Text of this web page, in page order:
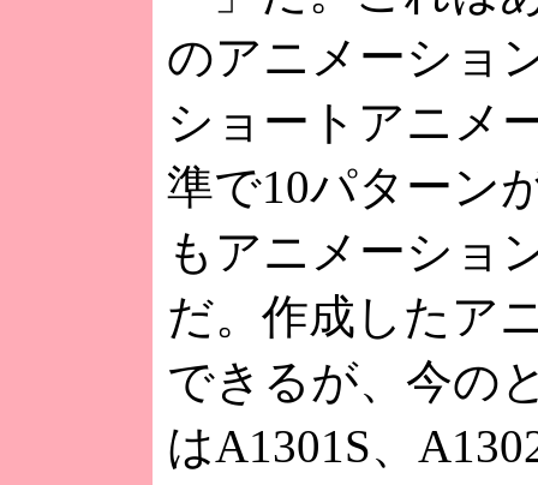
のアニメーショ
ショートアニメ
準で10パターン
もアニメーショ
だ。作成したア
できるが、今の
はA1301S、